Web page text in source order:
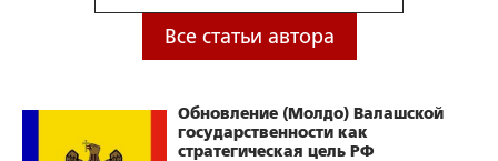
Все статьи автора
Обновление (Молдо) Валашской
государственности как
стратегическая цель РФ